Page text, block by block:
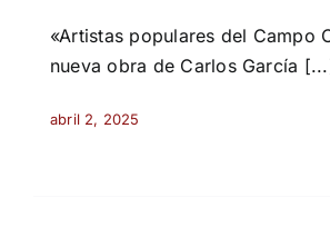
«Artistas populares del Campo
nueva obra de Carlos García
abril 2, 2025